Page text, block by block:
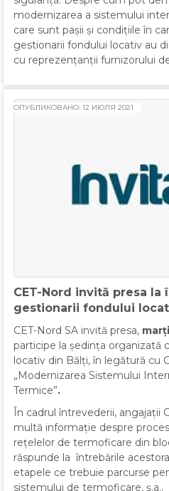
modernizarea a sistemului
care sunt pașii și condițiile în
gestionarii fondului locativ au
cu reprezențanții furnizorului
CET-Nord invită presa la
gestionarii fondului
ОПУБЛИКОВАНО: 12 ИЮЛЯ 2021
CET-Nord SA invită presa,
participe la ședința organizată
locativ din Bălți, în legătură cu
„Modernizarea Sistemului
Termice”.
În cadrul întrevederii, angajații
multă informație despre
rețelelor de termoficare din
răspunde la întrebările
etapele ce trebuie parcurse
sistemului de termoficare, ș.a..